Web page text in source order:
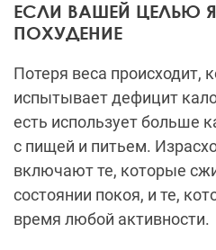
ЕСЛИ ВАШЕЙ ЦЕЛЬЮ
ПОХУДЕНИЕ
Потеря веса происходит,
испытываетдефицит
есть использует больше
с пищей и питьем.
включают те, которые
состоянии покоя, и те,
время любой активности.